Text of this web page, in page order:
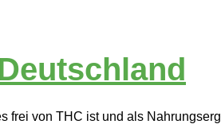
frei von THC ist und als